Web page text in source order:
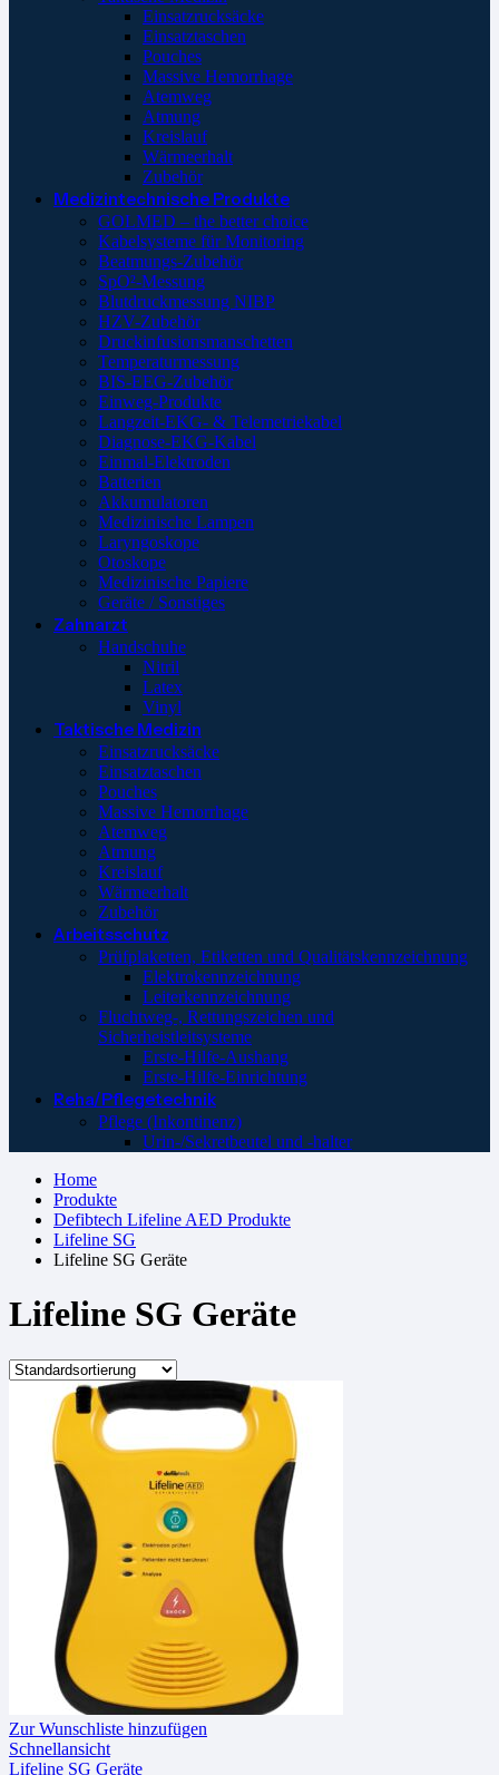
Einsatzrucksäcke
Einsatztaschen
Pouches
Massive Hemorrhage
Atemweg
Atmung
Kreislauf
Wärmeerhalt
Zubehör
Medizintechnische Produkte
GOLMED – the better choice
Kabelsysteme für Monitoring
Beatmungs-Zubehör
SpO²-Messung
Blutdruckmessung NIBP
HZV-Zubehör
Druckinfusionsmanschetten
Temperaturmessung
BIS-EEG-Zubehör
Einweg-Produkte
Langzeit-EKG- & Telemetriekabel
Diagnose-EKG-Kabel
Einmal-Elektroden
Batterien
Akkumulatoren
Medizinische Lampen
Laryngoskope
Otoskope
Medizinische Papiere
Geräte / Sonstiges
Zahnarzt
Handschuhe
Nitril
Latex
Vinyl
Taktische Medizin
Einsatzrucksäcke
Einsatztaschen
Pouches
Massive Hemorrhage
Atemweg
Atmung
Kreislauf
Wärmeerhalt
Zubehör
Arbeitsschutz
Prüfplaketten, Etiketten und Qualitätskennzeichnung
Elektrokennzeichnung
Leiterkennzeichnung
Fluchtweg-, Rettungszeichen und
Sicherheistleitsysteme
Erste-Hilfe-Aushang
Erste-Hilfe-Einrichtung
Reha/Pflegetechnik
Pflege (Inkontinenz)
Urin-/Sekretbeutel und -halter
Home
Produkte
Defibtech Lifeline AED Produkte
Lifeline SG
Lifeline SG Geräte
Lifeline SG Geräte
Zur Wunschliste hinzufügen
Schnellansicht
Lifeline SG Geräte